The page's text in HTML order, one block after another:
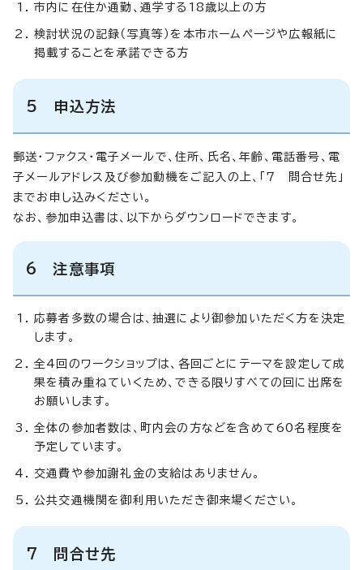
市内に在住か通勤、通学する18歳以上の方
検討状況の記録（写真等）を本市ホームページや広報紙に
掲載することを承諾できる方
5 申込方法
郵送・ファクス・電子メールで、住所、氏名、年齢、電話番号、電
子メールアドレス及び参加動機をご記入の上、「7 問合せ先」
までお申し込みください。
なお、参加申込書は、以下からダウンロードできます。
6 注意事項
応募者多数の場合は、抽選により御参加いただく方を決定
します。
全4回のワークショップは、各回ごとにテーマを設定して成
果を積み重ねていくため、できる限りすべての回に出席を
お願いします。
全体の参加者数は、町内会の方などを含めて60名程度を
予定しています。
交通費や参加謝礼金の支給はありません。
公共交通機関を御利用いただき御来場ください。
7 問合せ先